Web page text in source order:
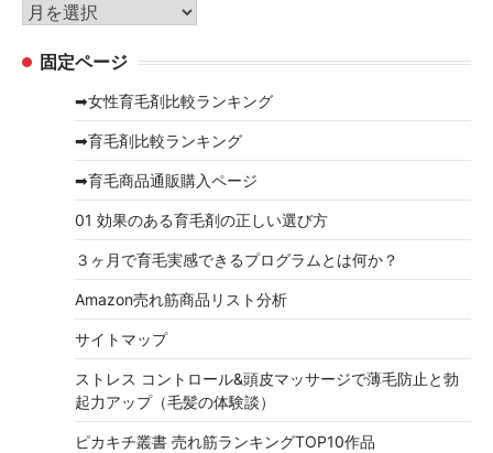
ー
ア
カ 固定ページ
➡女性育毛剤比較ランキング
➡育毛剤比較ランキング
➡育毛商品通販購入ページ
01 効果のある育毛剤の正しい選び方
３ヶ月で育毛実感できるプログラムとは何か？
Amazon売れ筋商品リスト分析
サイトマップ
ストレス コントロール&頭皮マッサージで薄毛防止と勃
起力アップ（毛髪の体験談）
ピカキチ叢書 売れ筋ランキングTOP10作品